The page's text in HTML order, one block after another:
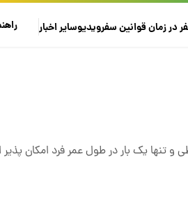
در زمانقوانین سفرویدیوسایراخبار
و تنها یک بار در طول عمر فرد امکان